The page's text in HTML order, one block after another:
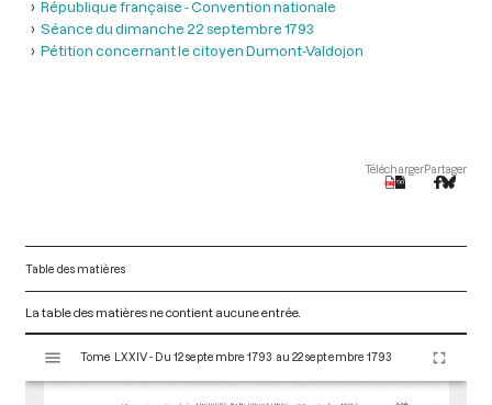
République française - Convention nationale
Séance du dimanche 22 septembre 1793
Pétition concernant le citoyen Dumont-Valdojon
TéléchargerPartager
Table des matières
La table des matières ne contient aucune entrée.
s
Tome LXXIV - Du 12 septembre 1793 au 22 septembre 1793